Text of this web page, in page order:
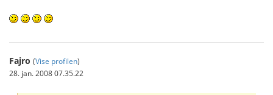
Fajro (Vise profilen)
28. jan. 2008 07.35.22